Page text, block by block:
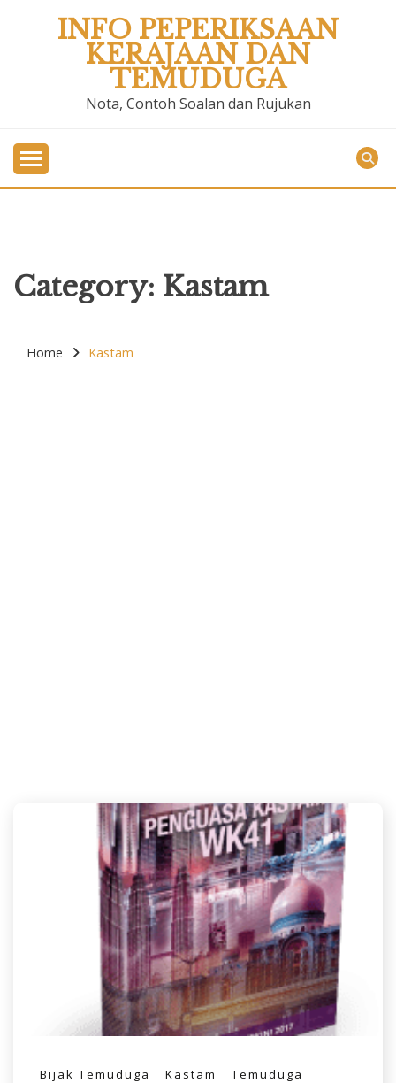
INFO PEPERIKSAAN
KERAJAAN DAN
TEMUDUGA
Nota, Contoh Soalan dan Rujukan
Category: Kastam
Home Kastam
Bijak Temuduga Kastam Temuduga